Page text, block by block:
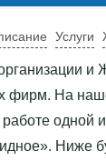
Услуги
и
фирм. На
одной
Ниже